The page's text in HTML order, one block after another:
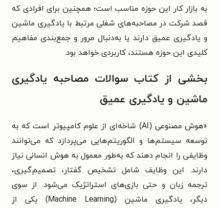
به بازار کار این حوزه مناسب است؛ همچنین برای افرادی که
قصد شرکت در مصاحبه‌های شغلی مرتبط با یادگیری ماشین
و یادگیری عمیق دارند یا به‌دنبال مرور و جمع‌بندی مفاهیم
کلیدی این حوزه هستند، کاربردی خواهد بود.
بخشی از کتاب سوالات مصاحبه یادگیری
ماشین و یادگیری عمیق
«هوش مصنوعی (AI) شاخه‌ای از علوم کامپیوتر است که به
توسعه سیستم‌ها و الگوریتم‌هایی می‌پردازد که می‌توانند
وظایفی را انجام دهند که به‌طور معمول به هوش انسانی نیاز
دارند. این وظایف شامل تشخیص گفتار، تصمیم‌گیری،
ترجمه زبان و حتی بازی‌های استراتژیک می‌شود. از سوی
دیگر، یادگیری ماشین (Machine Learning) یکی از